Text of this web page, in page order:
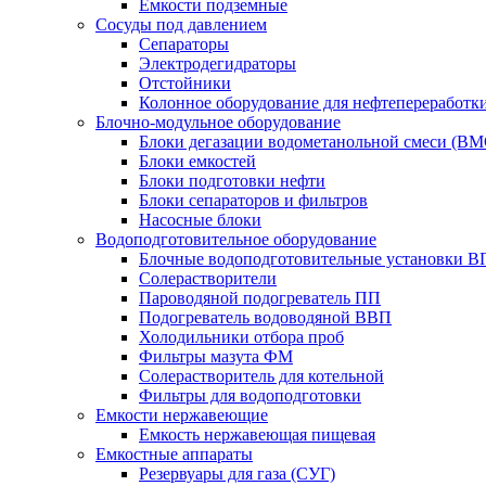
Емкости подземные
Сосуды под давлением
Сепараторы
Электродегидраторы
Отстойники
Колонное оборудование для
Блочно-модульное оборудование
Блоки дегазации водометанольной смеси
Блоки емкостей
Блоки подготовки нефти
Блоки сепараторов и фильтров
Насосные блоки
Водоподготовительное оборудование
Блочные водоподготовительные установки
Солерастворители
Пароводяной подогреватель ПП
Подогреватель водоводяной ВВП
Холодильники отбора проб
Фильтры мазута ФМ
Солерастворитель для котельной
Фильтры для водоподготовки
Емкости нержавеющие
Емкость нержавеющая пищевая
Емкостные аппараты
Резервуары для газа (СУГ)